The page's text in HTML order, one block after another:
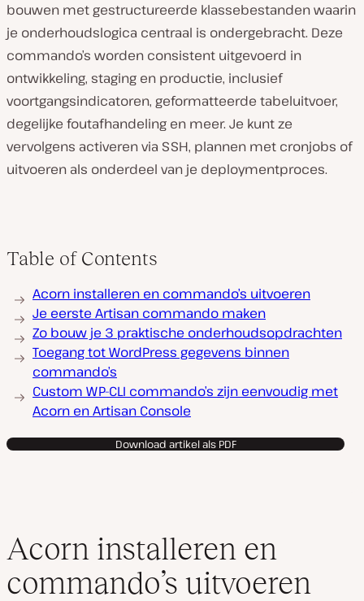
bouwen met gestructureerde klassebestanden waarin
je onderhoudslogica centraal is ondergebracht. Deze
commando’s worden consistent uitgevoerd in
ontwikkeling, staging en productie, inclusief
voortgangsindicatoren, geformatteerde tabeluitvoer,
degelijke foutafhandeling en meer. Je kunt ze
vervolgens activeren via SSH, plannen met cronjobs of
uitvoeren als onderdeel van je deploymentproces.
Table of Contents
Acorn installeren en commando’s uitvoeren
Je eerste Artisan commando maken
Zo bouw je 3 praktische onderhoudsopdrachten
Toegang tot WordPress gegevens binnen
commando’s
Custom WP-CLI commando’s zijn eenvoudig met
Acorn en Artisan Console
Download artikel als PDF
Acorn installeren en
commando’s uitvoeren